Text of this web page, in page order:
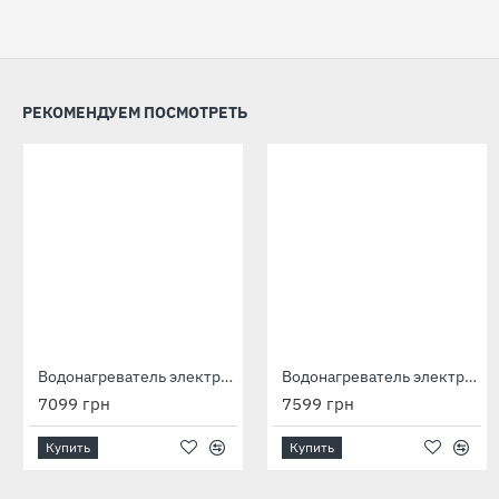
РЕКОМЕНДУЕМ ПОСМОТРЕТЬ
Водонагреватель электрический Horizontal HM 050 D400S (1500W)
7099 грн
Купить
Водонагреватель электрический Horizontal HM 080 D400S (1500W)
7599 грн
Купить